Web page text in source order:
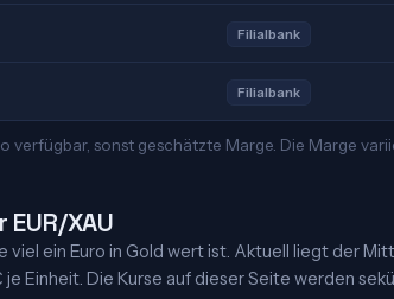
Filialbank
Filialbank
sonst geschätzte Marge. Die Marge
XAU
viel ein Euro in Gold wert ist. Aktuell liegt der
Einheit. Die Kurse auf dieser Seite werden